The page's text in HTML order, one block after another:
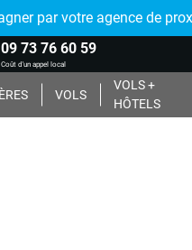
par votre agence de
09 73 76 60 59
Coût d'un appel local
VOLS
VOLS +
HÔTELS